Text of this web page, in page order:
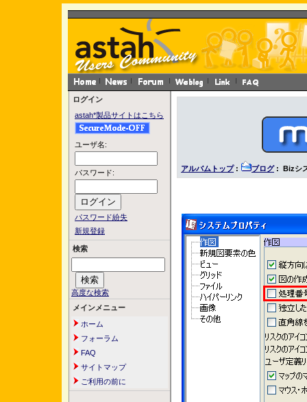
ログイン
astah*製品サイトはこちら
ユーザ名:
パスワード:
パスワード紛失
新規登録
検索
高度な検索
メインメニュー
ホーム
フォーラム
FAQ
サイトマップ
ご利用の前に
アルバムトップ: ブログ: Bizシ